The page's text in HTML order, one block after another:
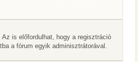
is előfordulhat, hogy a regisztráció
a fórum egyik adminisztrátorával.